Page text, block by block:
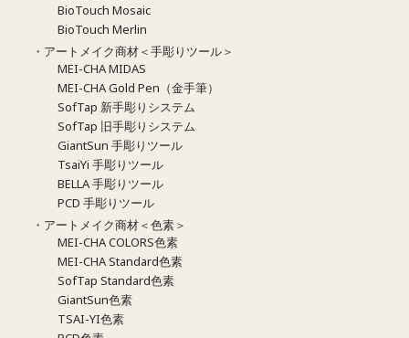
BioTouch Mosaic
BioTouch Merlin
・アートメイク商材＜手彫りツール＞
MEI-CHA MIDAS
MEI-CHA Gold Pen（金手筆）
SofTap 新手彫りシステム
SofTap 旧手彫りシステム
GiantSun 手彫りツール
TsaiYi 手彫りツール
BELLA 手彫りツール
PCD 手彫りツール
・アートメイク商材＜色素＞
MEI-CHA COLORS色素
MEI-CHA Standard色素
SofTap Standard色素
GiantSun色素
TSAI-YI色素